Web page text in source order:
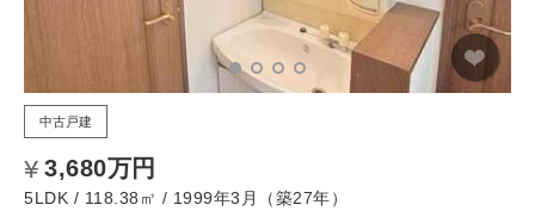
中古戸建
3,680万円
5LDK / 118.38㎡ / 1999年3月（築27年）